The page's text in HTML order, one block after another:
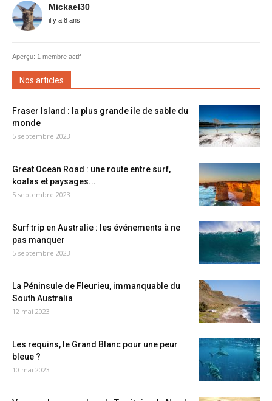
amis
Mickael30
il y a 8 ans
Aperçu: 1 membre actif
Nos articles
Fraser Island : la plus grande île de sable du
monde
5 septembre 2023
Great Ocean Road : une route entre surf,
koalas et paysages...
5 septembre 2023
Surf trip en Australie : les événements à ne
pas manquer
5 septembre 2023
La Péninsule de Fleurieu, immanquable du
South Australia
12 mai 2023
Les requins, le Grand Blanc pour une peur
bleue ?
10 mai 2023